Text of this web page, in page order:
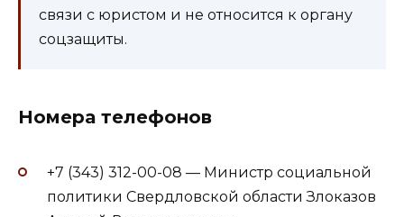
связи с юристом и не относится к органу
соцзащиты.
Номера телефонов
+7 (343) 312-00-08 — Министр социальной
политики Свердловской области Злоказов